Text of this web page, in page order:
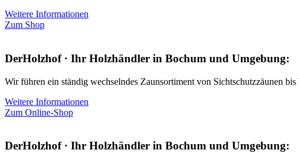
Weitere Informationen
Zum Shop
DerHolzhof · Ihr Holzhändler in Bochum und Umgebung:
Wir führen ein ständig wechselndes Zaunsortiment von Sichtschutzzäunen
Weitere Informationen
Zum Online-Shop
DerHolzhof · Ihr Holzhändler in Bochum und Umgebung: